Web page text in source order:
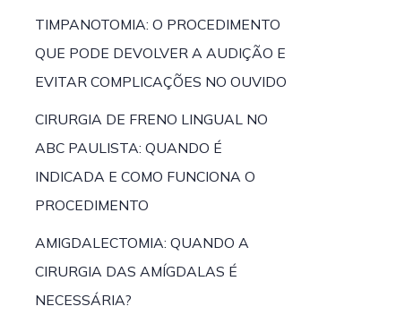
TIMPANOTOMIA: O PROCEDIMENTO
QUE PODE DEVOLVER A AUDIÇÃO E
EVITAR COMPLICAÇÕES NO OUVIDO
CIRURGIA DE FRENO LINGUAL NO
ABC PAULISTA: QUANDO É
INDICADA E COMO FUNCIONA O
PROCEDIMENTO
AMIGDALECTOMIA: QUANDO A
CIRURGIA DAS AMÍGDALAS É
NECESSÁRIA?